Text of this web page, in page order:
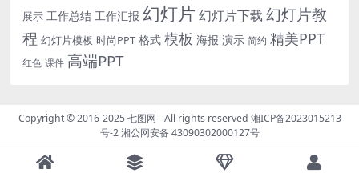
展示 工作总结 工作汇报 幻灯片 幻灯片下载 幻灯片教
程 幻灯片模板 时尚PPT 格式 模板 海报 演示 简约 精美PPT
红色 课件 高端PPT
Copyright © 2016-2025七图网 - All rights reserved 湘ICP备2023015213
号-2湘公网安备 43090302000127号